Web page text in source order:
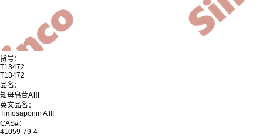
货号：
T13472
T13472
品名：
知母皂苷AⅢ
英文品名：
Timosaponin A III
CAS#：
41059-79-4